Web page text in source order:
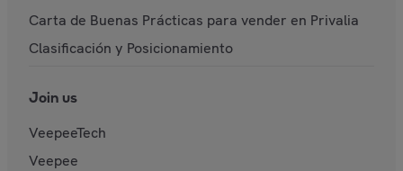
Carta de Buenas Prácticas para vender en Privalia
Clasificación y Posicionamiento
Join us
VeepeeTech
Veepee